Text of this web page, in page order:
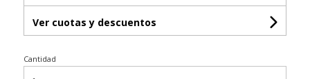
Ver cuotas y descuentos
Cantidad